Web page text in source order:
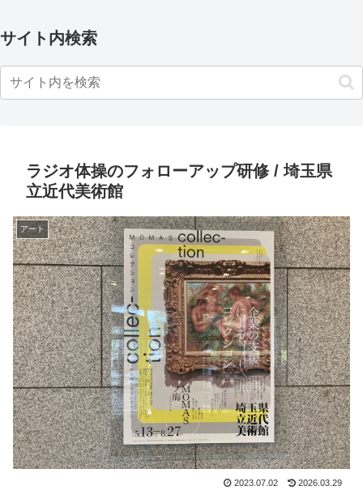
サイト内検索
ラジオ体操のフォローアップ研修 / 埼玉県
立近代美術館
アート
2023.07.02 2026.03.29